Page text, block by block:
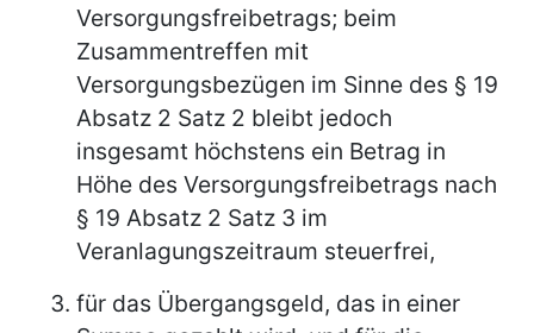
Versorgungsfreibetrags; beim
Zusammentreffen mit
Versorgungsbezügen im Sinne des § 19
Absatz 2 Satz 2 bleibt jedoch
insgesamt höchstens ein Betrag in
Höhe des Versorgungsfreibetrags nach
§ 19 Absatz 2 Satz 3 im
Veranlagungszeitraum steuerfrei,
für das Übergangsgeld, das in einer